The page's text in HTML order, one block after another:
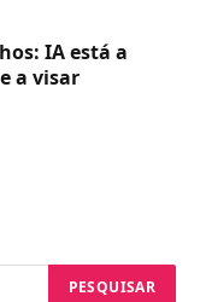
IA está a
a visar